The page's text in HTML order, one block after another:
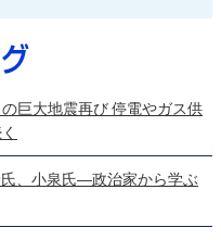
巨大地震再び 停電やガス供
氏、小泉氏―政治家から学ぶ